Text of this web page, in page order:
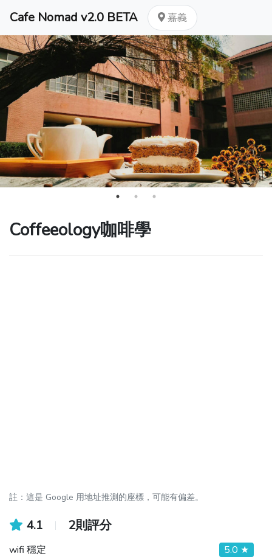
Cafe Nomad v2.0 BETA 嘉義
Coffeeology咖啡學
註：這是 Google 用地址推測的座標，可能有偏差。
4.1 2則評分
wifi 穩定
5.0 ★